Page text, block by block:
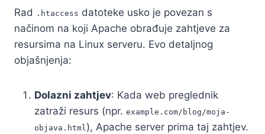
Rad .htaccess datoteke usko je povezan s
načinom na koji Apache obrađuje zahtjeve za
resursima na Linux serveru. Evo detaljnog
objašnjenja:
Dolazni zahtjev: Kada web preglednik
zatraži resurs (npr. example.com/blog/moja-
objava.html), Apache server prima taj zahtjev.